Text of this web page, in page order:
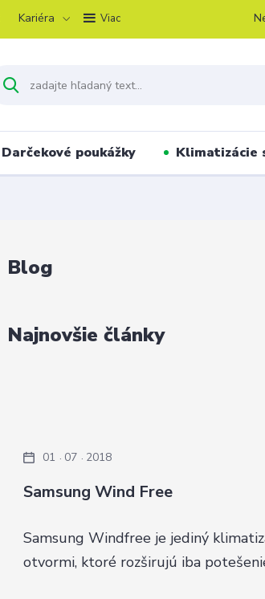
Kariéra Viac
Darčekové poukážky Klimatizácie
Blog
Najnovšie články
Samsung Wind Free
01 07 2018
Samsung Windfree je jediný
otvormi, ktoré rozširujú iba